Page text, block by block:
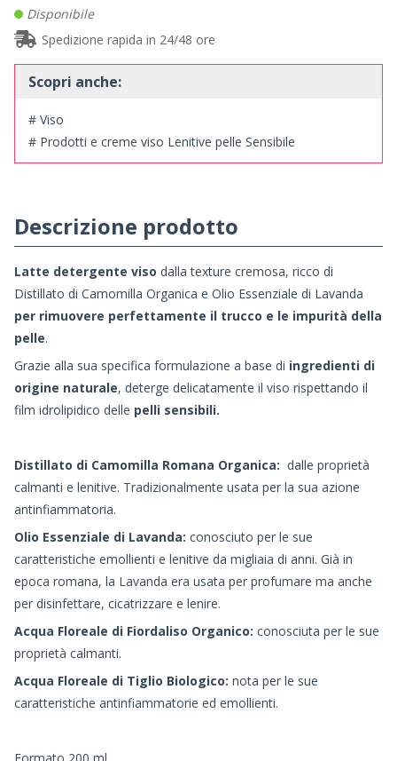
Disponibile
Spedizione rapida in 24/48 ore
Scopri anche:
# Viso
# Prodotti e creme viso Lenitive pelle Sensibile
Descrizione prodotto
Latte detergente viso dalla texture cremosa, ricco di
Distillato di Camomilla Organica e Olio Essenziale di Lavanda
per rimuovere perfettamente il trucco e le impurità della
pelle.
Grazie alla sua specifica formulazione a base di ingredienti di
origine naturale, deterge delicatamente il viso rispettando il
film idrolipidico delle pelli sensibili.
Distillato di Camomilla Romana Organica: dalle proprietà
calmanti e lenitive. Tradizionalmente usata per la sua azione
antinfiammatoria.
Olio Essenziale di Lavanda: conosciuto per le sue
caratteristiche emollienti e lenitive da migliaia di anni. Già in
epoca romana, la Lavanda era usata per profumare ma anche
per disinfettare, cicatrizzare e lenire.
Acqua Floreale di Fiordaliso Organico: conosciuta per le sue
proprietà calmanti.
Acqua Floreale di Tiglio Biologico: nota per le sue
caratteristiche antinfiammatorie ed emollienti.
Formato 200 ml.